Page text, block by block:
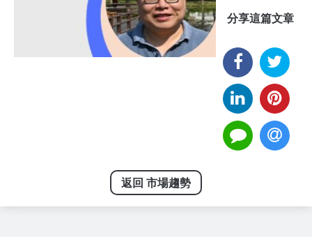
分享這篇文章
返回 市場趨勢